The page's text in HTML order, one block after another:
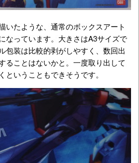
いたような、通常のボックスアート
なっています。大きさはA3サイズで
包装は比較的剥がしやすく、数回出
ることはないかと。一度取り出して
ということもできそうです。